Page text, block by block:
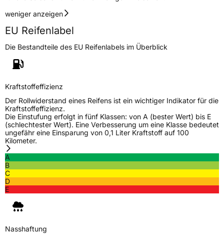
Allgemeine Produktsicherheit (GPSR)
HerstellerkontaktLANVIGATOR, Qingdao China,
in der EU
www.haohuatire.com,
weniger anzeigen
EU Reifenlabel
Die Bestandteile des EU Reifenlabels im Überblick
Kraftstoffeffizienz
Der Rollwiderstand eines Reifens ist ein wichtiger Indikator für die
Kraftstoffeffizienz.
Die Einstufung erfolgt in fünf Klassen: von A (bester Wert) bis E
(schlechtester Wert). Eine Verbesserung um eine Klasse bedeutet
ungefähr eine Einsparung von 0,1 Liter Kraftstoff auf 100
Kilometer.
A
B
C
D
E
Nasshaftung